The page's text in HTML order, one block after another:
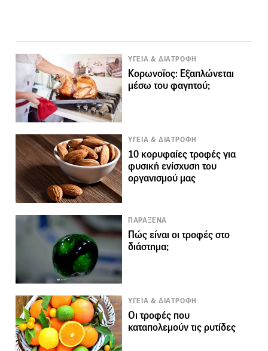
ΥΓΕΙΑ & ΔΙΑΤΡΟΦΗ
Κορωνοϊος: Εξαπλώνεται
μέσω του φαγητού;
ΥΓΕΙΑ & ΔΙΑΤΡΟΦΗ
10 κορυφαίες τροφές για
φυσική ενίσχυση του
οργανισμού μας
ΠΑΡΑΞΕΝΑ
Πώς είναι οι τροφές στο
διάστημα;
ΥΓΕΙΑ & ΔΙΑΤΡΟΦΗ
Οι τροφές που
καταπολεμούν τις ρυτίδες